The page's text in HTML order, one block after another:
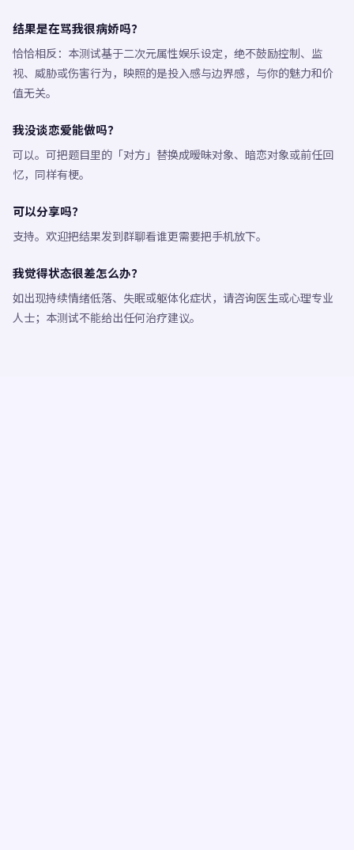
结果是在骂我很病娇吗？
恰恰相反：本测试基于二次元属性娱乐设定，绝不鼓励控制、监
视、威胁或伤害行为，映照的是投入感与边界感，与你的魅力和价
值无关。
我没谈恋爱能做吗？
可以。可把题目里的「对方」替换成暧昧对象、暗恋对象或前任回
忆，同样有梗。
可以分享吗？
支持。欢迎把结果发到群聊看谁更需要把手机放下。
我觉得状态很差怎么办？
如出现持续情绪低落、失眠或躯体化症状，请咨询医生或心理专业
人士；本测试不能给出任何治疗建议。